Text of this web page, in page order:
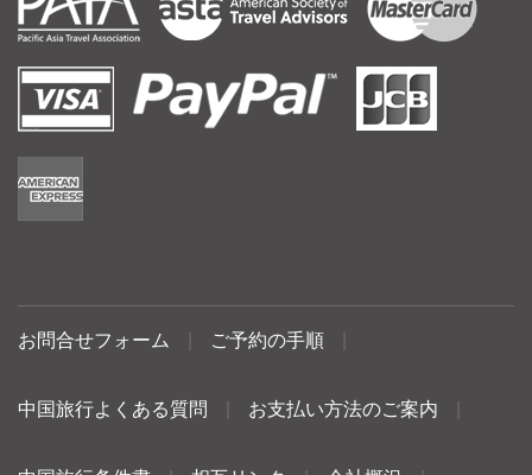
お問合せフォーム ご予約の手順
中国旅行よくある質問 お支払い方法のご案内